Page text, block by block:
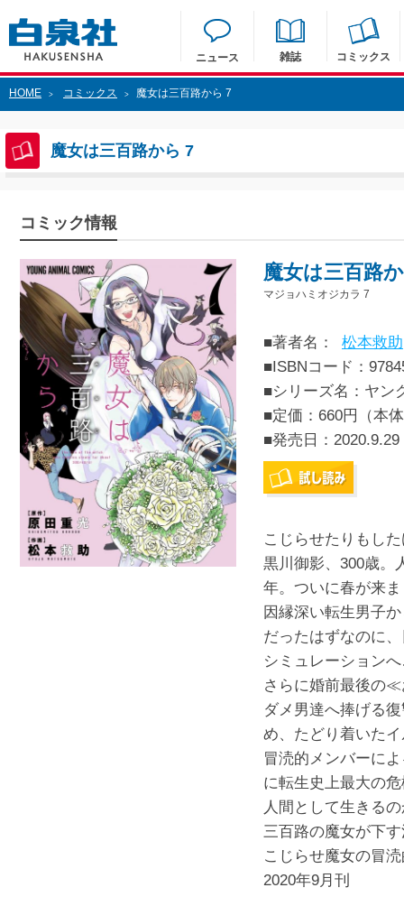
ニュース 雑誌 コミックス
HOME > コミックス > 魔女は三百路から 7
魔女は三百路から 7
コミック情報
魔女は三百路
マジョハミオジカラ 7
■著者名： 松本救助
■ISBNコード：
■シリーズ名：ヤン
■定価：660円（本
■発売日： 2020.9.29
こじらせたりもし
黒川御影、300歳。
年。ついに春が来
因縁深い転生男子
だったはずなのに
シミュレーション
さらに婚前最後の
ダメ男達へ捧げる
め、たどり着いた
冒涜的メンバーに
に転生史上最大の
人間として生きる
三百路の魔女が下
こじらせ魔女の冒
2020年9月刊